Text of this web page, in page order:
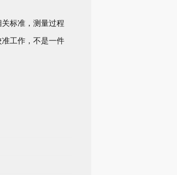
标准，测量过程
工作，不是一件